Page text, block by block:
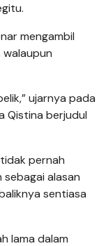
mengambil
ujarnya pada
Qistina berjudul
pernah
alasan
sentiasa
lama dalam